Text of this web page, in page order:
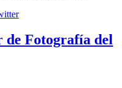
de Fotografía del